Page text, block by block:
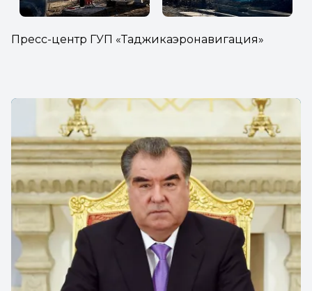
Пресс-центр ГУП «Таджикаэронавигация»